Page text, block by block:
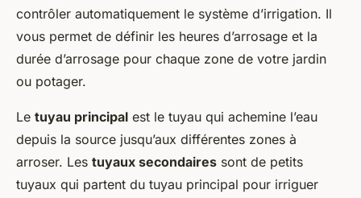
contrôler automatiquement le système d’irrigation. Il
vous permet de définir les heures d’arrosage et la
durée d’arrosage pour chaque zone de votre jardin
ou potager.
Le tuyau principal est le tuyau qui achemine l’eau
depuis la source jusqu’aux différentes zones à
arroser. Les tuyaux secondaires sont de petits
tuyaux qui partent du tuyau principal pour irriguer